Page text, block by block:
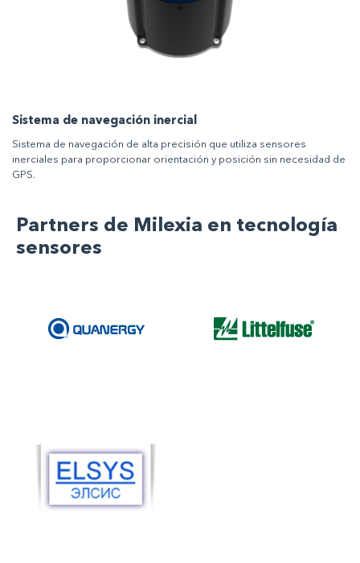
Sistema de navegación inercial
Sistema de navegación de alta precisión que utiliza sensores
inerciales para proporcionar orientación y posición sin necesidad de
GPS.
Partners de Milexia en tecnología
sensores